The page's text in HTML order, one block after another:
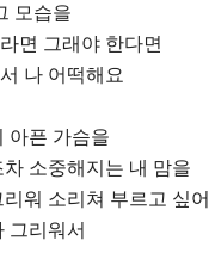
모습을
면 그래야 한다면
나 어떡해요
아픈 가슴을
소중해지는 내 맘을
워 소리쳐 부르고 싶어
그리워서